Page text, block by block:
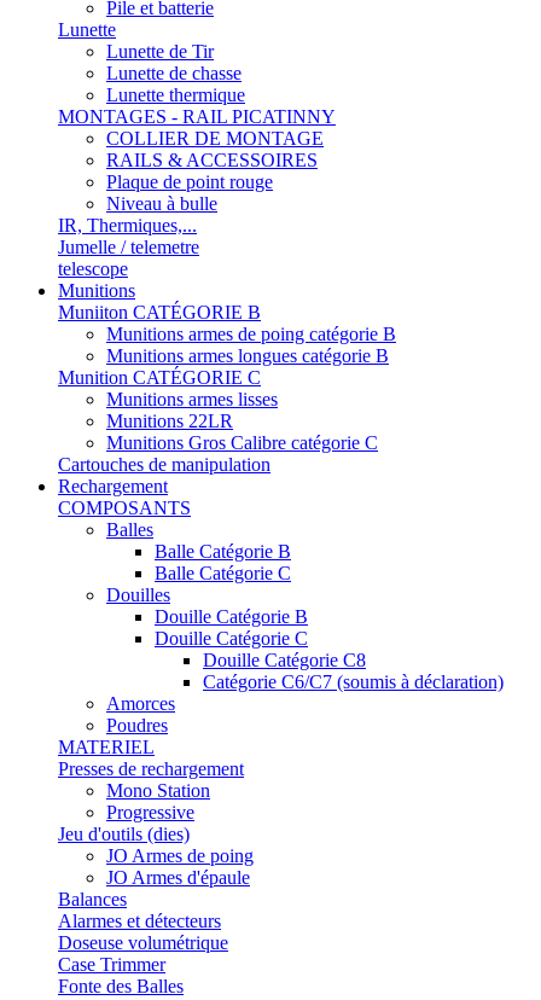
Pile et batterie
Lunette
Lunette de Tir
Lunette de chasse
Lunette thermique
MONTAGES - RAIL PICATINNY
COLLIER DE MONTAGE
RAILS & ACCESSOIRES
Plaque de point rouge
Niveau à bulle
IR, Thermiques,...
Jumelle / telemetre
telescope
Munitions
Muniiton CATÉGORIE B
Munitions armes de poing catégorie B
Munitions armes longues catégorie B
Munition CATÉGORIE C
Munitions armes lisses
Munitions 22LR
Munitions Gros Calibre catégorie C
Cartouches de manipulation
Rechargement
COMPOSANTS
Balles
Balle Catégorie B
Balle Catégorie C
Douilles
Douille Catégorie B
Douille Catégorie C
Douille Catégorie C8
Catégorie C6/C7 (soumis à déclaration)
Amorces
Poudres
MATERIEL
Presses de rechargement
Mono Station
Progressive
Jeu d'outils (dies)
JO Armes de poing
JO Armes d'épaule
Balances
Alarmes et détecteurs
Doseuse volumétrique
Case Trimmer
Fonte des Balles